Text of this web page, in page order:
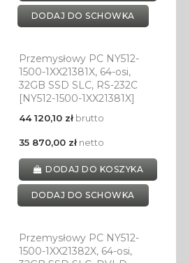
DODAJ DO SCHOWKA
Przemysłowy PC NY512-
1500-1XX21381X, 64-osi,
32GB SSD SLC, RS-232C
[NY512-1500-1XX21381X]
44 120,10 złbrutto
35 870,00 złnetto
DODAJ DO KOSZYKA
DODAJ DO SCHOWKA
Przemysłowy PC NY512-
1500-1XX21382X, 64-osi,